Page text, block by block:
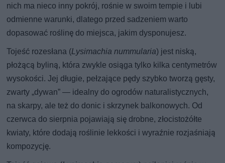
nich ma nieco inny pokrój, rośnie w swoim tempie i lubi
odmienne warunki, dlatego przed sadzeniem warto
dopasować roślinę do miejsca, jakim dysponujesz.
Tojeść rozesłana (Lysimachia nummularia) jest niską,
płożącą byliną, która zwykle osiąga tylko kilka centymetrów
wysokości. Jej długie, pełzające pędy szybko tworzą gęsty,
zwarty „dywan” — idealny do ogrodów naturalistycznych,
na skarpy, ale też do donic i skrzynek balkonowych. Od
czerwca do sierpnia pojawiają się drobne, złocistożółte
kwiaty, które dodają roślinie lekkości i wyraźnie rozjaśniają
kompozycję.